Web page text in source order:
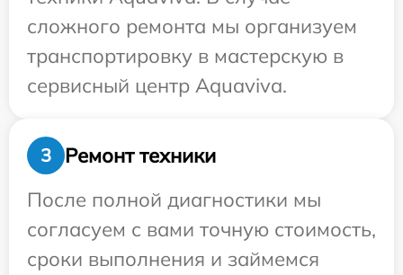
сложного ремонта мы организуем
транспортировку в мастерскую в
сервисный центр Aquaviva.
3
Ремонт техники
После полной диагностики мы
согласуем с вами точную стоимость,
сроки выполнения и займемся